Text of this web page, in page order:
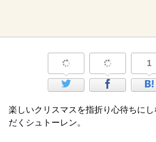
1
楽しいクリスマスを指折り心待ちに
だくシュトーレン。